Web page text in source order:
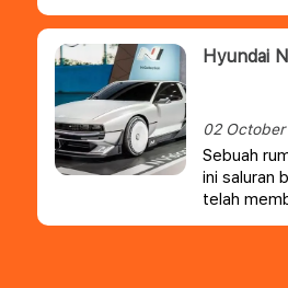
Tanah Air.
cocok
Hyundai
02
Sebuah
ini saluran
telah